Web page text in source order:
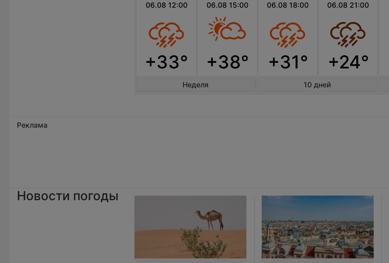
06.08 12:00
+33°
06.08 15:00
+38°
06.08 18:00
+31°
06.08 21:00
+24°
Неделя 10 дней
Реклама
Новости погоды